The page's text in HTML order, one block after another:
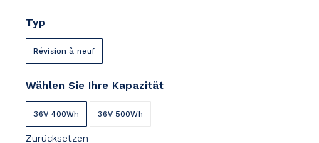
Typ
Révision à neuf
Wählen Sie Ihre Kapazität
36V 400Wh 36V 500Wh
Zurücksetzen